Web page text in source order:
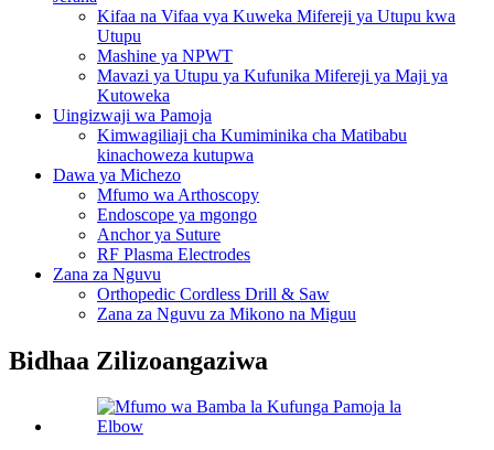
Kifaa na Vifaa vya Kuweka Mifereji ya Utupu kwa
Utupu
Mashine ya NPWT
Mavazi ya Utupu ya Kufunika Mifereji ya Maji ya
Kutoweka
Uingizwaji wa Pamoja
Kimwagiliaji cha Kumiminika cha Matibabu
kinachoweza kutupwa
Dawa ya Michezo
Mfumo wa Arthoscopy
Endoscope ya mgongo
Anchor ya Suture
RF Plasma Electrodes
Zana za Nguvu
Orthopedic Cordless Drill & Saw
Zana za Nguvu za Mikono na Miguu
Bidhaa Zilizoangaziwa